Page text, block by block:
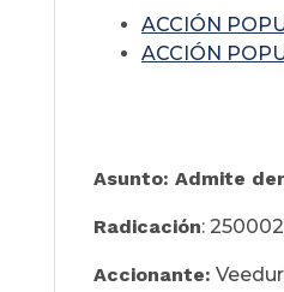
ACCIÓN
ACCIÓN
Asunto: Admite
Radicación:
Accionante: